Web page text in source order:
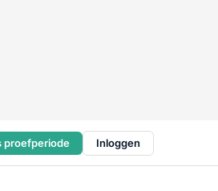
proefperiode Inloggen